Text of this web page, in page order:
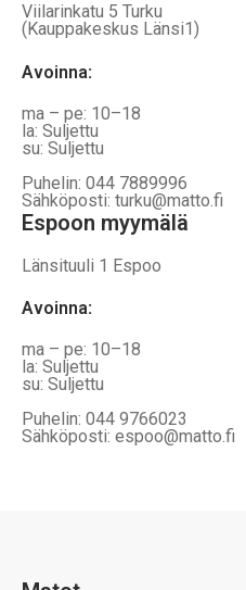
Viilarinkatu 5 Turku
(Kauppakeskus Länsi1)
Avoinna:
ma – pe: 10–18
la: Suljettu
su: Suljettu
Puhelin: 044 7889996
Sähköposti: turku@matto.fi
Espoon myymälä
Länsituuli 1 Espoo
Avoinna:
ma – pe: 10–18
la: Suljettu
su: Suljettu
Puhelin: 044 9766023
Sähköposti: espoo@matto.fi